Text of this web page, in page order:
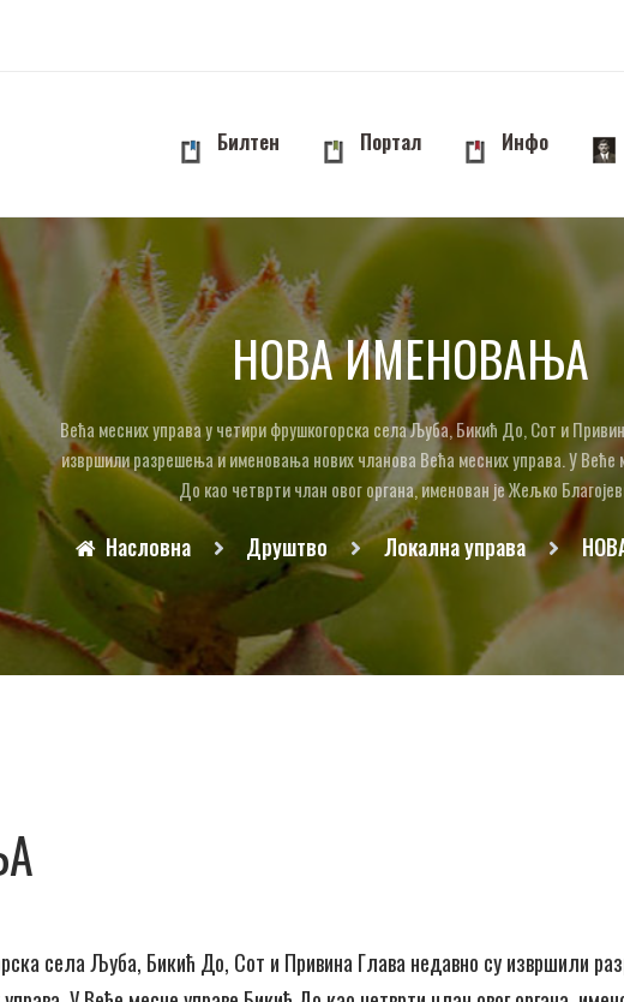
Билтен Портал Инфо
НОВА ИМЕНОВАЊА
Већа месних управа у четири фрушкогорска села Љуба, Бикић До, Сот и
извршили разрешења и именовања нових чланова Већа месних управа. У Веће
До као четврти члан овог органа, именован је Жељко
Насловна Друштво Локална управа
села Љуба, Бикић До, Сот и Привина Глава недавно су извршили